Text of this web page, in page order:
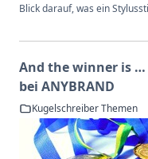
Blick darauf, was ein
And the winner is
bei ANYBRAND
Kugelschreiber Themen